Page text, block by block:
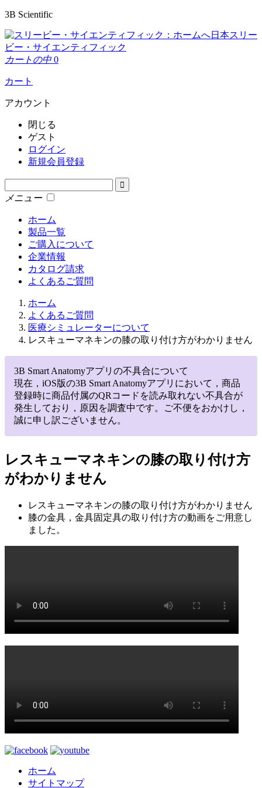
3B Scientific
日本スリー
ビー・サイエンティフィック
カートの中 0
カート
アカウント
閉じる
ゲスト
ログイン
新規会員登録
メニュー
ホーム
製品一覧
ご購入について
企業情報
カタログ請求
よくあるご質問
ホーム
よくあるご質問
医療シミュレーターについて
レスキューマネキンの膝の取り付け方がわかりません
3B Smart Anatomyアプリの不具合について
現在，iOS版の3B Smart Anatomyアプリにおいて，商品
登録時に商品付属のQRコードを読み取れない不具合が
発生しており，原因を調査中です。ご不便をおかけし，
誠に申し訳ございません。
レスキューマネキンの膝の取り付け方
がわかりません
レスキューマネキンの膝の取り付け方がわかりません
膝の金具，金具固定具の取り付け方の動画をご用意し
ました。
ホーム
サイトマップ